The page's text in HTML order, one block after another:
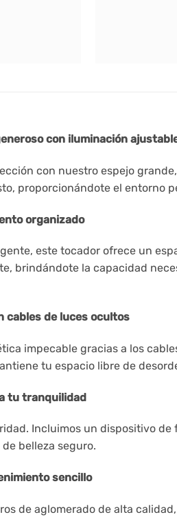
con iluminación
con nuestro espejo
proporcionándote el entorno
organizado
este tocador ofrece un
brindándote la capacidad
cables de luces ocultos
impecable gracias a los
tu espacio libre de
tu tranquilidad
Incluimos un dispositivo
belleza seguro.
sencillo
de aglomerado de alta